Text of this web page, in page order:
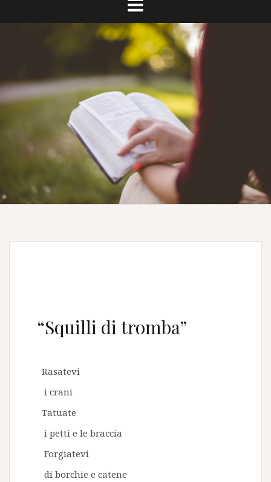
“Squilli di tromba”
Rasatevi
i crani
Tatuate
i petti e le braccia
Forgiatevi
di borchie e catene